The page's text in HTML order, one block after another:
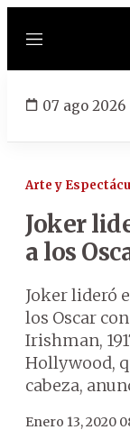
Menú
07 ago 2026
Arte y
Joker
a los
Joker lideró
los Oscar
Irishman,
Hollywood,
cabeza,
Enero 13, 2020